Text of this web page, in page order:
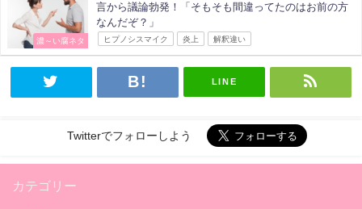
濃～い腐ネタ
言から議論勃発！「そもそも間違ってたのはお前の方
なんだぞ？」
ヒプノシスマイク 炎上 解釈違い
LINE
Twitterでフォローしよう
カテゴリー